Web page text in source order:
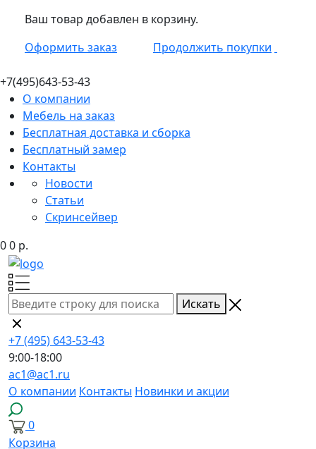
Ваш товар добавлен в корзину.
Оформить заказ
Продолжить покупки
+7(495)643-53-43
О компании
Мебель на заказ
Бесплатная доставка и сборка
Бесплатный замер
Контакты
Новости
Статьи
Скринсейвер
00 р.
Искать
+7 (495) 643-53-43
9:00-18:00
ac1@ac1.ru
О компании Контакты Новинки и акции
0
Корзина